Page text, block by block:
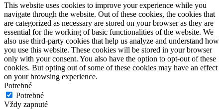
This website uses cookies to improve your experience while you
navigate through the website. Out of these cookies, the cookies that
are categorized as necessary are stored on your browser as they are
essential for the working of basic functionalities of the website. We
also use third-party cookies that help us analyze and understand how
you use this website. These cookies will be stored in your browser
only with your consent. You also have the option to opt-out of these
cookies. But opting out of some of these cookies may have an effect
on your browsing experience.
Potrebné
Potrebné
Vždy zapnuté